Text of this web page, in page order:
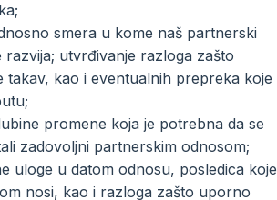
smera u kome naš partnerski
razvija; utvrđivanje razloga zašto
takav, kao i eventualnih prepreka koje
promene koja je potrebna da se
zadovoljni partnerskim odnosom;
uloge u datom odnosu, posledica koje
nosi, kao i razloga zašto uporno